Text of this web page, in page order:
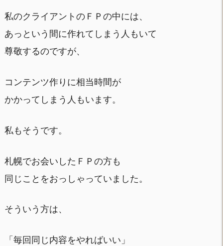
私のクライアントのＦＰの中には、
あっという間に作れてしまう人もいて
尊敬するのですが、
コンテンツ作りに相当時間が
かかってしまう人もいます。
私もそうです。
札幌でお会いしたＦＰの方も
同じことをおっしゃっていました。
そういう方は、
「毎回同じ内容をやればいい」